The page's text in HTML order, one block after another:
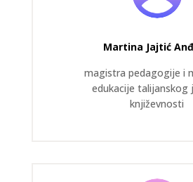
Martina Jajtić
magistra pedagogije i
edukacije talijanskog
književnosti